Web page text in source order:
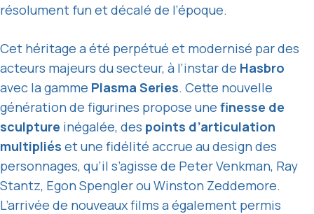
résolument fun et décalé de l’époque.
Cet héritage a été perpétué et modernisé par des
acteurs majeurs du secteur, à l’instar de Hasbro
avec la gamme Plasma Series. Cette nouvelle
génération de figurines propose une finesse de
sculpture inégalée, des points d’articulation
multipliés et une fidélité accrue au design des
personnages, qu’il s’agisse de Peter Venkman, Ray
Stantz, Egon Spengler ou Winston Zeddemore.
L’arrivée de nouveaux films a également permis